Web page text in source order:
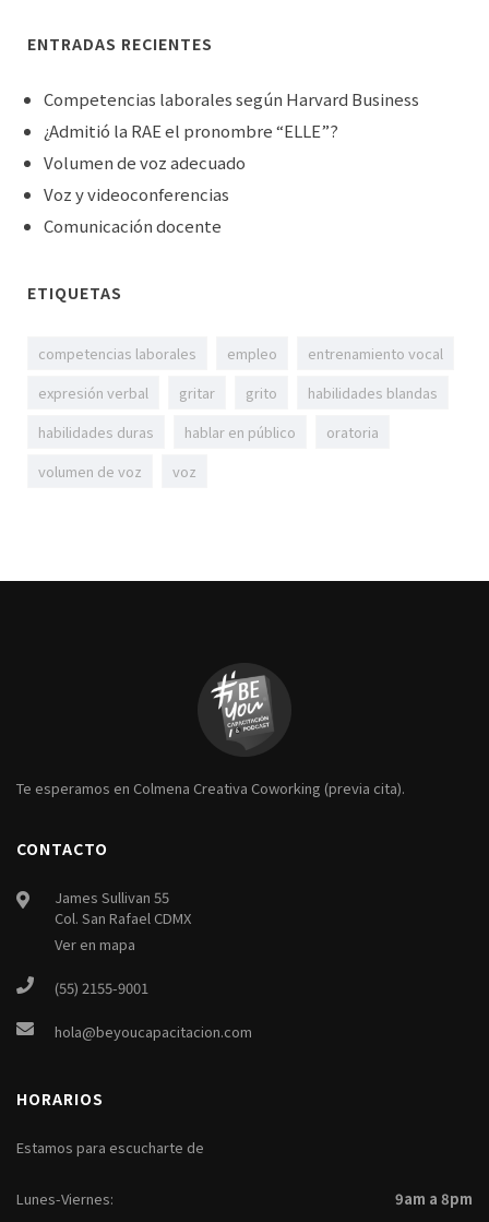
ENTRADAS RECIENTES
Competencias laborales según Harvard Business
¿Admitió la RAE el pronombre “ELLE”?
Volumen de voz adecuado
Voz y videoconferencias
Comunicación docente
ETIQUETAS
competencias laborales empleo
entrenamiento vocal
expresión verbal
gritar grito
habilidades blandas
habilidades duras
hablar en público
oratoria
volumen de voz
voz
Te esperamos en Colmena Creativa Coworking (previa cita).
CONTACTO
James Sullivan 55
Col. San Rafael CDMX
Ver en mapa
(55) 2155-9001
hola@beyoucapacitacion.com
HORARIOS
Estamos para escucharte de
Lunes-Viernes: 9am a 8pm